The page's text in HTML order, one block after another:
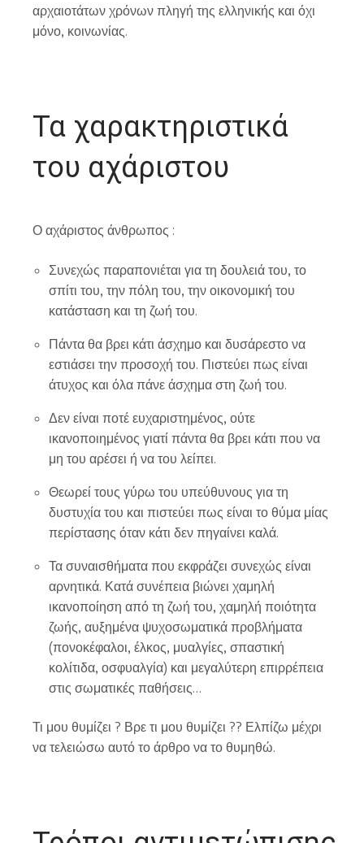
αρχαιοτάτων χρόνων πληγή της ελληνικής και όχι
μόνο, κοινωνίας.
Τα χαρακτηριστικά
του αχάριστου
Ο αχάριστος άνθρωπος :
Συνεχώς παραπονιέται για τη δουλειά του, το
σπίτι του, την πόλη του, την οικονομική του
κατάσταση και τη ζωή του.
Πάντα θα βρει κάτι άσχημο και δυσάρεστο να
εστιάσει την προσοχή του. Πιστεύει πως είναι
άτυχος και όλα πάνε άσχημα στη ζωή του.
Δεν είναι ποτέ ευχαριστημένος, ούτε
ικανοποιημένος γιατί πάντα θα βρει κάτι που να
μη του αρέσει ή να του λείπει.
Θεωρεί τους γύρω του υπεύθυνους για τη
δυστυχία του και πιστεύει πως είναι το θύμα μίας
περίστασης όταν κάτι δεν πηγαίνει καλά.
Τα συναισθήματα που εκφράζει συνεχώς είναι
αρνητικά. Κατά συνέπεια βιώνει χαμηλή
ικανοποίηση από τη ζωή του, χαμηλή ποιότητα
ζωής, αυξημένα ψυχοσωματικά προβλήματα
(πονοκέφαλοι, έλκος, μυαλγίες, σπαστική
κολίτιδα, οσφυαλγία) και μεγαλύτερη επιρρέπεια
στις σωματικές παθήσεις…
Τι μου θυμίζει ? Βρε τι μου θυμίζει ?? Ελπίζω μέχρι
να τελειώσω αυτό το άρθρο να το θυμηθώ.